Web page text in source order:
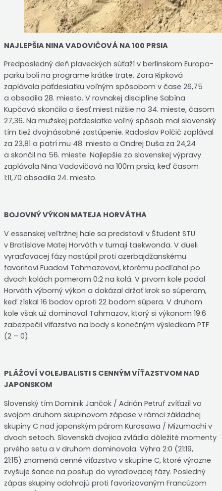
NAJLEPŠIA NINA VADOVIČOVÁ NA 100 PRSIA
Predposledný deň plaveckých súťaží v berlínskom Europa-
parku boli na programe krátke trate. Zora Ripková
zaplávala päťdesiatku voľným spôsobom v čase 26,75
a obsadila 28. miesto. V rovnakej disciplíne Sabína
Kupčová skončila o šesť miest nižšie na 34. mieste, časom
27,36. Na mužskej päťdesiatke voľný spôsob mal slovenský
tím tiež dvojnásobné zastúpenie. Radoslav Polčič zaplával
za 23,81 a patrí mu 48. miesto a Ondrej Duša za 24,24
a skončil na 56. mieste. Najlepšie zo slovenskej výpravy
zaplávala Nina Vadovičová na 100m prsia, keď časom
1:11,70 obsadila 24. miesto.
BOJOVNÝ VÝKON MATEJA HORVÁTHA
V essenskej veľtržnej hale sa predstavil v Študent STU
v Bratislave Matej Horváth v turnaji taekwonda. V dueli
vyraďovacej fázy nastúpil proti azerbajdžanskému
favoritovi Fuadovi Tahmazovovi, ktorému podľahol po
dvoch kolách pomerom 0:2 na kolá. V prvom kole podal
Horváth výborný výkon a dokázal držať krok so súperom,
keď získal 16 bodov oproti 22 bodom súpera. V druhom
kole však už dominoval Tahmazov, ktorý si výkonom 19:6
zabezpečil víťazstvo na body s konečným výsledkom PTF
(2 – 0).
PLÁŽOVÍ VOLEJBALISTI S CENNÝM VÍŤAZSTVOM NAD
JAPONSKOM
Slovenský tím Dominik Jančok / Adrián Petruf zvíťazil vo
svojom druhom skupinovom zápase v rámci základnej
skupiny C nad japonským párom Kurosawa / Mizumachi v
dvoch setoch. Slovenská dvojica zvládla dôležité momenty
prvého setu a v druhom dominovala. Výhra 2:0 (21:19,
21:15) znamená cenné víťazstvo v skupine C, ktoré výrazne
zvyšuje šance na postup do vyraďovacej fázy. Posledný
zápas skupiny odohrajú proti favorizovaným Francúzom